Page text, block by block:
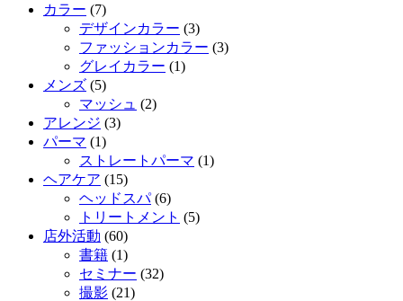
カラー (7)
デザインカラー (3)
ファッションカラー (3)
グレイカラー (1)
メンズ (5)
マッシュ (2)
アレンジ (3)
パーマ (1)
ストレートパーマ (1)
ヘアケア (15)
ヘッドスパ(6)
トリートメント (5)
店外活動 (60)
書籍 (1)
セミナー (32)
撮影 (21)